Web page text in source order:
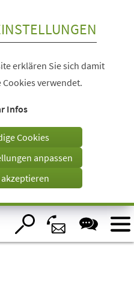
erklären Sie sich damit
verwendet.
Infos
Cookies
anpassen